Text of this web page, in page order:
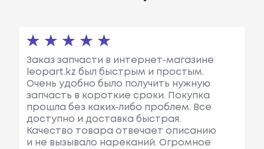
Заказ запчасти в интернет-магазине
leopart.kz был быстрым и простым.
Очень удобно было получить нужную
запчасть в короткие сроки. Покупка
прошла без каких-либо проблем. Все
доступно и доставка быстрая.
Качество товара отвечает описанию
и не вызывало нареканий. Огромное